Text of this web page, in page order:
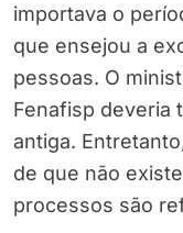
importava o
que ensejou a
pessoas. O
Fenafisp deveria
antiga.
de que não
processos são